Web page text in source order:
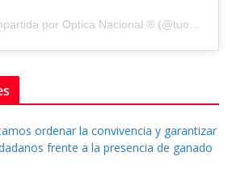
por Optica Nacional ® (@tuopticanacional)
ordenar la convivencia y garantizar
frente a la presencia de ganado